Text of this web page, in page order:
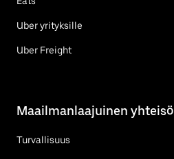
Uber yrityksille
Uber Freight
Maailmanlaajuinen yhteisö
Turvallisuus